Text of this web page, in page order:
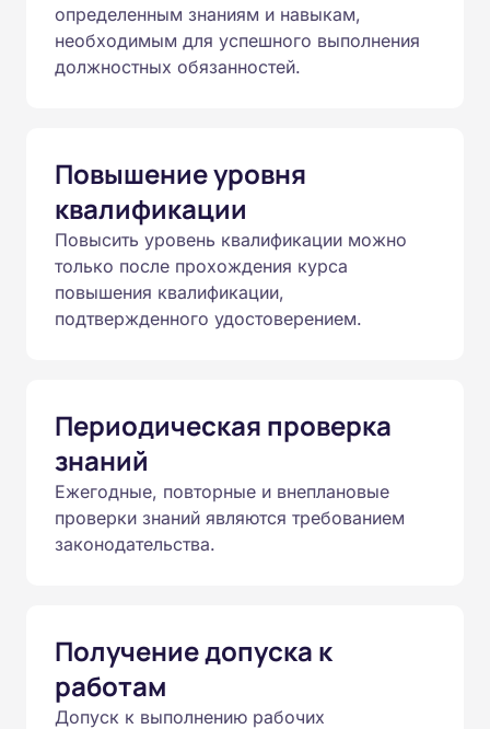
определенным знаниям и навыкам,
необходимым для успешного выполнения
должностных обязанностей.
Повышение уровня
квалификации
Повысить уровень квалификации можно
только после прохождения курса
повышения квалификации,
подтвержденного удостоверением.
Периодическая проверка
знаний
Ежегодные, повторные и внеплановые
проверки знаний являются требованием
законодательства.
Получение допуска к
работам
Допуск к выполнению рабочих